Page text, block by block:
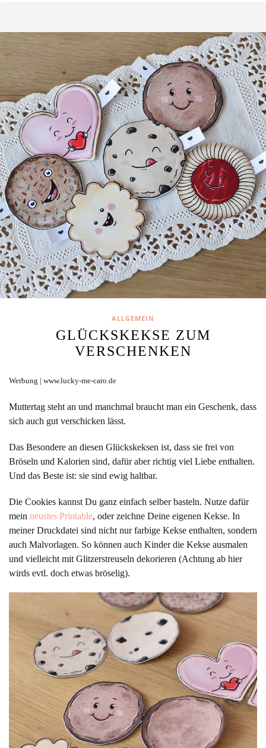
ALLGEMEIN
GLÜCKSKEKSE ZUM
VERSCHENKEN
Werbung | www.lucky-me-caro.de
Muttertag steht an und manchmal braucht man ein Geschenk, dass
sich auch gut verschicken lässt.
Das Besondere an diesen Glückskeksen ist, dass sie frei von
Bröseln und Kalorien sind, dafür aber richtig viel Liebe enthalten.
Und das Beste ist: sie sind ewig haltbar.
Die Cookies kannst Du ganz einfach selber basteln. Nutze dafür
mein neustes Printable, oder zeichne Deine eigenen Kekse. In
meiner Druckdatei sind nicht nur farbige Kekse enthalten, sondern
auch Malvorlagen. So können auch Kinder die Kekse ausmalen
und vielleicht mit Glitzerstreuseln dekorieren (Achtung ab hier
wirds evtl. doch etwas bröselig).